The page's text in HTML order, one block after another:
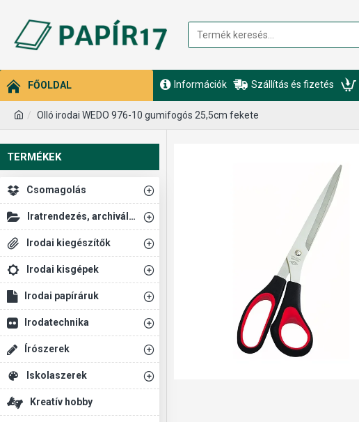
FŐOLDAL Információk Szállítás és fizetés
Olló irodai WEDO 976-10 gumifogós 25,5cm fekete
TERMÉKEK
Csomagolás
Iratrendezés, archiválás
Irodai kiegészítők
Irodai kisgépek
Irodai papíráruk
Irodatechnika
Írószerek
Iskolaszerek
Kreatív hobby